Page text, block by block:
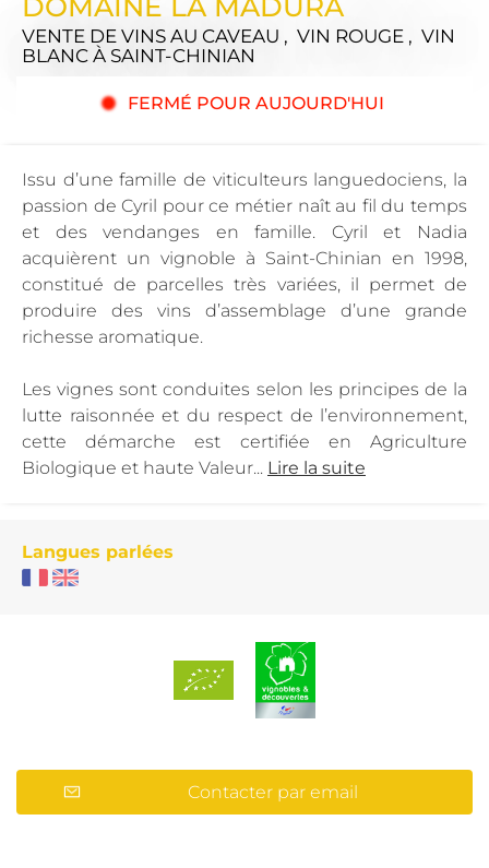
VENTE DE VINS AU CAVEAU , VIN ROUGE , VIN
BLANC À SAINT-CHINIAN
FERMÉ POUR AUJOURD'HUI
Issu d’une famille de viticulteurs languedociens, la
passion de Cyril pour ce métier naît au fil du temps
et des vendanges en famille. Cyril et Nadia
acquièrent un vignoble à Saint-Chinian en 1998,
constitué de parcelles très variées, il permet de
produire des vins d’assemblage d’une grande
richesse aromatique.
Les vignes sont conduites selon les principes de la
lutte raisonnée et du respect de l’environnement,
cette démarche est certifiée en Agriculture
Biologique et haute Valeur... Lire la suite
Langues parlées
Contacter par email